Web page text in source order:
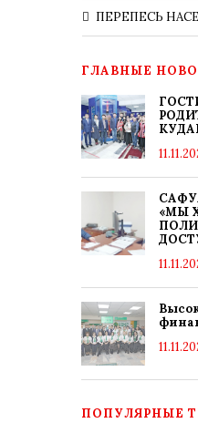
ПЕРЕПЕСЬ
ГЛАВНЫЕ
«МЫ
ПОПУЛЯРНЫЕ